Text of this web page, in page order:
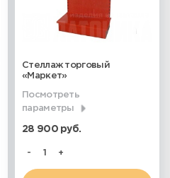
Стеллаж торговый
«Маркет»
Посмотреть
параметры
28 900 руб.
- +